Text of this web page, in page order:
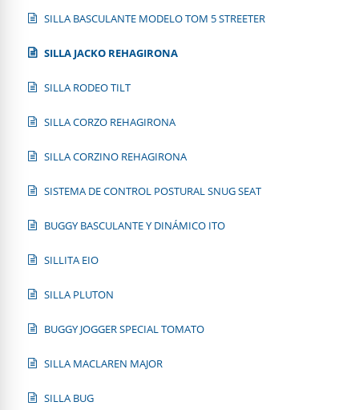
SILLA BASCULANTE MODELO TOM 5 STREETER
SILLA JACKO REHAGIRONA
SILLA RODEO TILT
SILLA CORZO REHAGIRONA
SILLA CORZINO REHAGIRONA
SISTEMA DE CONTROL POSTURAL SNUG SEAT
BUGGY BASCULANTE Y DINÁMICO ITO
SILLITA EIO
SILLA PLUTON
BUGGY JOGGER SPECIAL TOMATO
SILLA MACLAREN MAJOR
SILLA BUG